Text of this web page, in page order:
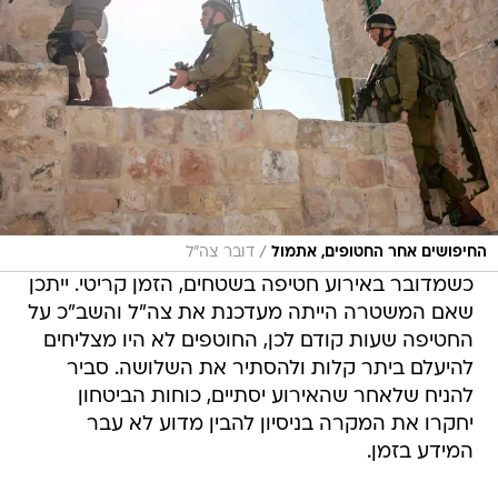
החיפושים אחר החטופים, אתמול / דובר צה"ל
כשמדובר באירוע חטיפה בשטחים, הזמן קריטי. ייתכן
שאם המשטרה הייתה מעדכנת את צה"ל והשב"כ על
החטיפה שעות קודם לכן, החוטפים לא היו מצליחים
להיעלם ביתר קלות ולהסתיר את השלושה. סביר
להניח שלאחר שהאירוע יסתיים, כוחות הביטחון
יחקרו את המקרה בניסיון להבין מדוע לא עבר
המידע בזמן.